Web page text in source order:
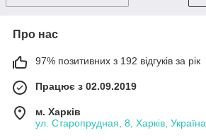
Про нас
97% позитивних з 192 відгуків за рік
Працює з 02.09.2019
м. Харків
ул. Старопрудная, 8, Харків, Україна